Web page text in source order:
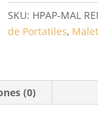
HASTA
17.3'/
NEGRO
SKU: HPAP-MAL
de Portatiles,
(0)